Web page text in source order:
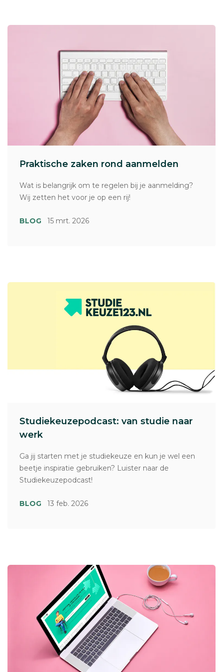
Praktische zaken rond aanmelden
Wat is belangrijk om te regelen bij je aanmelding?
Wij zetten het voor je op een rij!
BLOG 15 mrt. 2026
Studiekeuzepodcast: van studie naar
werk
Ga jij starten met je studiekeuze en kun je wel een
beetje inspiratie gebruiken? Luister naar de
Studiekeuzepodcast!
BLOG 13 feb. 2026